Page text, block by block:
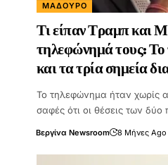
ΜΑΔΟΎΡΟ
Τι είπαν Τραμπ και
τηλεφώνημά τους:
και τα τρία σημεία
Το τηλεφώνημα ήταν χωρίς
σαφές ότι οι θέσεις των
Βεργίνα Newsroom 8 Μήνες Ago